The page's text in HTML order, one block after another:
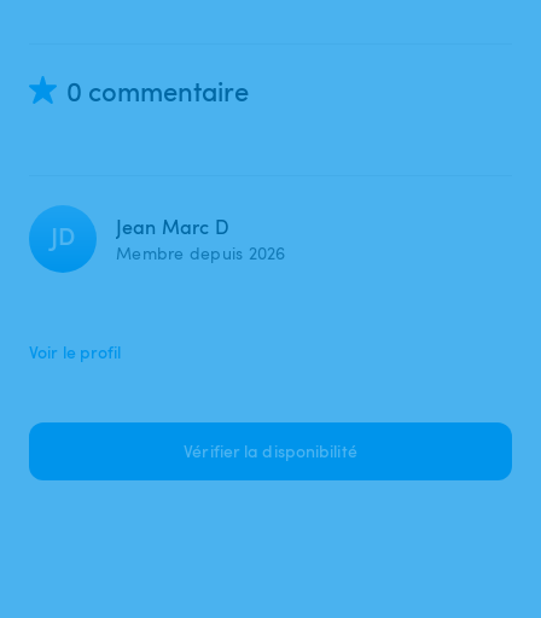
0 commentaire
JD Jean Marc D
Membre depuis 2026
Voir le profil
Vérifier la disponibilité